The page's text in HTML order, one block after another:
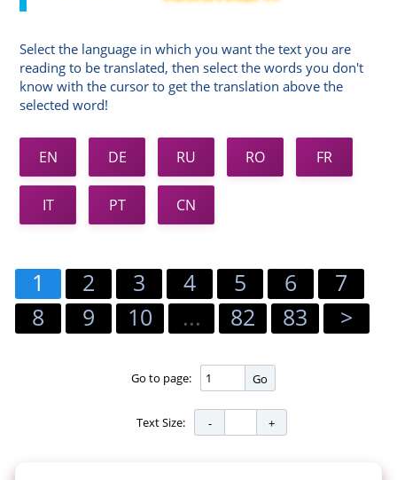
Select the language in which you want the text you are
reading to be translated, then select the words you don't
know with the cursor to get the translation above the
selected word!
EN DE RU RO FR
IT PT CN
1 2 3 4 5 6
7
8
9 10 ... 82 83 >
Go to page: Go
Text Size: